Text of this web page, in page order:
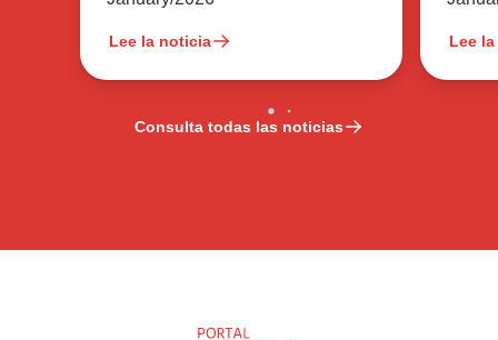
Lee la noticia Lee
Consulta todas las noticias